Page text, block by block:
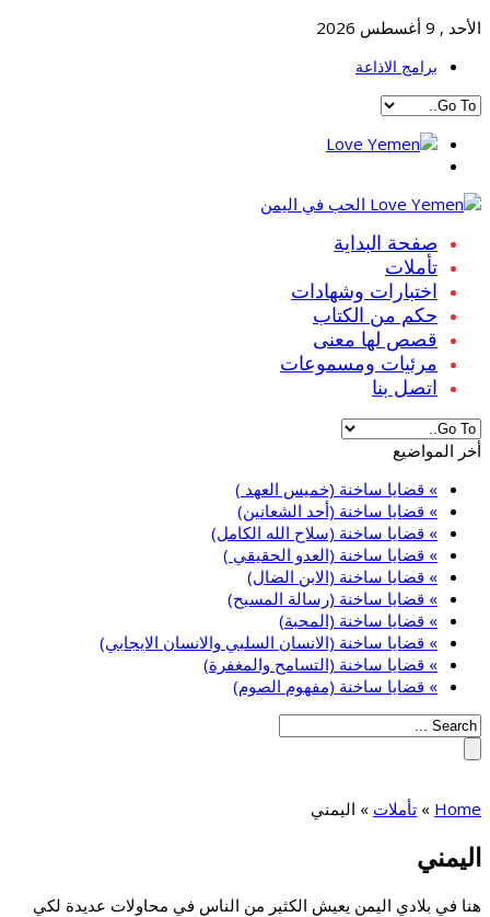
الأحد , 9 أغسطس 2026
برامج الاذاعة
صفحة البداية
تأملات
اختبارات وشهادات
حكم من الكتاب
قصص لها معنى
مرئيات ومسموعات
اتصل بنا
أخر المواضيع
» قضايا ساخنة (خميس العهد )
» قضايا ساخنة (أحد الشعانين)
» قضايا ساخنة (سلاح الله الكامل)
» قضايا ساخنة (العدو الحقيقي )
» قضايا ساخنة (الابن الضال)
» قضايا ساخنة (رسالة المسيح)
» قضايا ساخنة (المحبة)
» قضايا ساخنة (الانسان السلبي والانسان الايجابي)
» قضايا ساخنة (التسامح والمغفرة)
» قضايا ساخنة (مفهوم الصوم)
Home
» تأملات » اليمني
اليمني
هنا في بلادي اليمن يعيش الكثير من الناس في محاولات عديدة لكي